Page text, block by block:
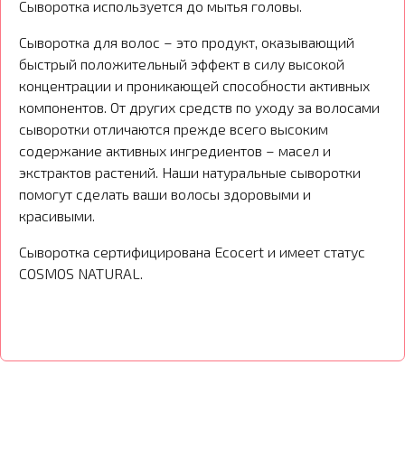
Сыворотка используется до мытья головы.
Сыворотка для волос – это продукт, оказывающий
быстрый положительный эффект в силу высокой
концентрации и проникающей способности активных
компонентов. От других средств по уходу за волосами
сыворотки отличаются прежде всего высоким
содержание активных ингредиентов – масел и
экстрактов растений. Наши натуральные сыворотки
помогут сделать ваши волосы здоровыми и
красивыми.
Сыворотка сертифицирована Ecocert и имеет статус
COSMOS NATURAL.